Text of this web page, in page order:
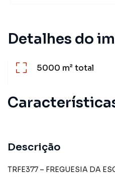
Detalhes do
5000 m²total
Descrição
TRFE377 – FREGUESIA DA